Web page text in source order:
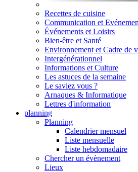
Recettes de cuisine
Communication et
Événements et Loisirs
Bien-être et Santé
Environnement et Cadre de
Intergénérationnel
Informations et Culture
Les astuces de la semaine
Le saviez vous ?
Arnaques & Informatique
Lettres d'information
planning
Planning
Calendrier mensuel
Liste mensuelle
Liste hebdomadaire
Chercher un évènement
Lieux